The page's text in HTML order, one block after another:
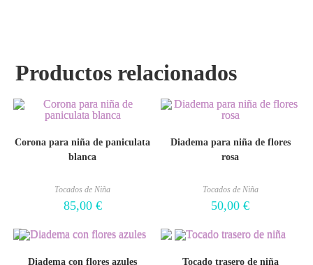
Productos relacionados
Corona para niña de paniculata
blanca
Tocados de Niña
85,00 €
Diadema para niña de flores
rosa
Tocados de Niña
50,00€
Diadema con flores azules Tocado trasero de niña